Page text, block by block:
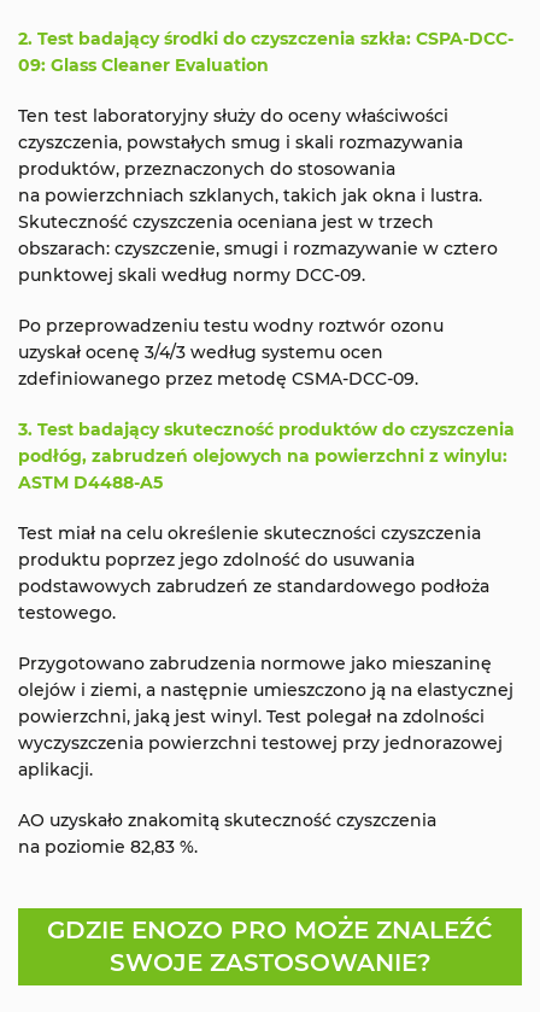
2. Test badający środki do czyszczenia szkła: CSPA-DCC-
09: Glass Cleaner Evaluation
Ten test laboratoryjny służy do oceny właściwości
czyszczenia, powstałych smug i skali rozmazywania
produktów, przeznaczonych do stosowania
na powierzchniach szklanych, takich jak okna i lustra.
Skuteczność czyszczenia oceniana jest w trzech
obszarach: czyszczenie, smugi i rozmazywanie w cztero
punktowej skali według normy DCC-09.
Po przeprowadzeniu testu wodny roztwór ozonu
uzyskał ocenę 3/4/3 według systemu ocen
zdefiniowanego przez metodę CSMA-DCC-09.
3. Test badający skuteczność produktów do czyszczenia
podłóg, zabrudzeń olejowych na powierzchni z winylu:
ASTM D4488-A5
Test miał na celu określenie skuteczności czyszczenia
produktu poprzez jego zdolność do usuwania
podstawowych zabrudzeń ze standardowego podłoża
testowego.
Przygotowano zabrudzenia normowe jako mieszaninę
olejów i ziemi, a następnie umieszczono ją na elastycznej
powierzchni, jaką jest winyl. Test polegał na zdolności
wyczyszczenia powierzchni testowej przy jednorazowej
aplikacji.
AO uzyskało znakomitą skuteczność czyszczenia
na poziomie 82,83 %.
GDZIE ENOZO PRO MOŻE ZNALEŹĆ
SWOJE ZASTOSOWANIE?